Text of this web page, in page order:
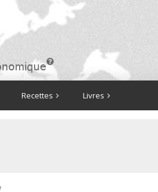

Recettes Livres